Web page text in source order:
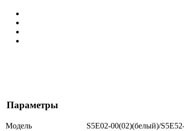
Параметры
Модель
S5E02-00(02)(белый)/